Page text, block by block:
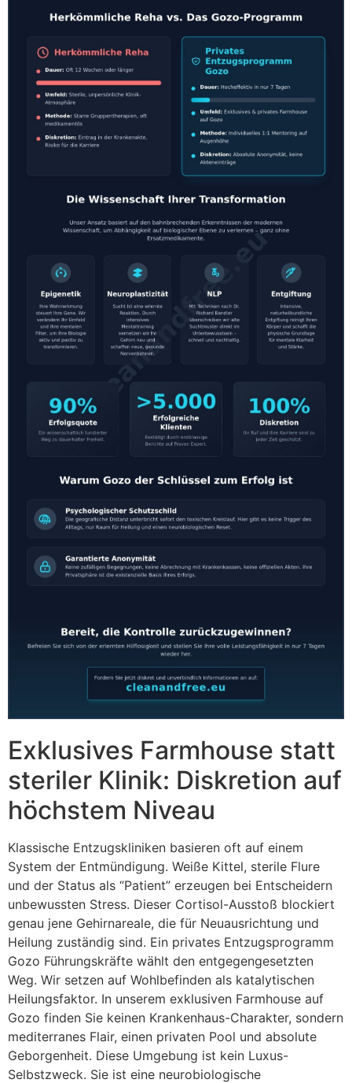
Exklusives Farmhouse statt
steriler Klinik: Diskretion auf
höchstem Niveau
Klassische Entzugskliniken basieren oft auf einem
System der Entmündigung. Weiße Kittel, sterile Flure
und der Status als “Patient” erzeugen bei Entscheidern
unbewussten Stress. Dieser Cortisol-Ausstoß blockiert
genau jene Gehirnareale, die für Neuausrichtung und
Heilung zuständig sind. Ein privates Entzugsprogramm
Gozo Führungskräfte wählt den entgegengesetzten
Weg. Wir setzen auf Wohlbefinden als katalytischen
Heilungsfaktor. In unserem exklusiven Farmhouse auf
Gozo finden Sie keinen Krankenhaus-Charakter, sondern
mediterranes Flair, einen privaten Pool und absolute
Geborgenheit. Diese Umgebung ist kein Luxus-
Selbstzweck. Sie ist eine neurobiologische